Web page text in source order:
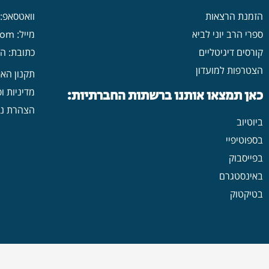
הזמנת הרצאות
ספרי הרב יוני לביא
קורסים דיגיטליים
הצטרפות למועדון
כאן תמצאו אותנו ברשתות החברתיות:
ביוטיוב
בספוטיפיי
בפייסבוק
באינסטגרם
בטיקטוק
וואטסאפ: 0546702313
מייל: yonilavi10@gmail.com
כתובת: הרב
תקנון
מדיניות
הצהרת